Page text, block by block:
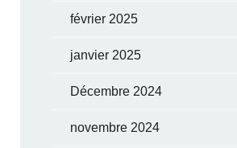
février 2025
janvier 2025
Décembre 2024
novembre 2024